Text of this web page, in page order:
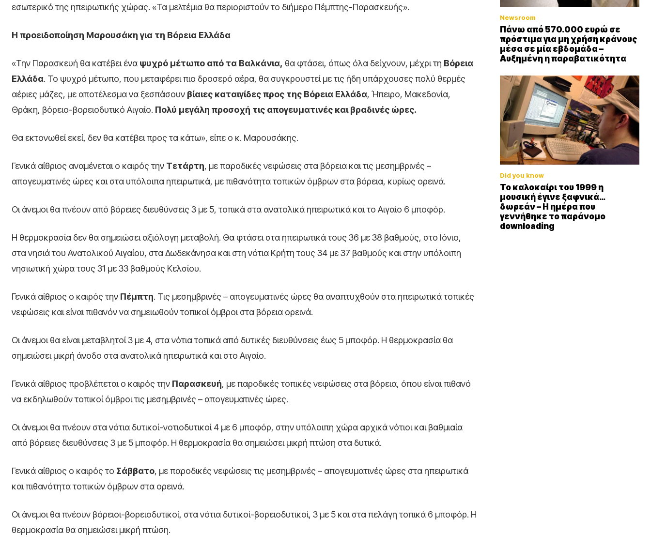
εσωτερικό της ηπειρωτικής χώρας. «Τα μελτέμια θα περιοριστούν το διήμερο Πέμπτης-Παρασκευής».
Η προειδοποίηση Μαρουσάκη για τη Βόρεια Ελλάδα
«Την Παρασκευή θα κατέβει ένα ψυχρό μέτωπο από τα Βαλκάνια, θα φτάσει, όπως όλα δείχνουν, μέχρι τη Βόρεια
Ελλάδα. Το ψυχρό μέτωπο, που μεταφέρει πιο δροσερό αέρα, θα συγκρουστεί με τις ήδη υπάρχουσες πολύ θερμές
αέριες μάζες, με αποτέλεσμα να ξεσπάσουν βίαιες καταιγίδες προς της Βόρεια Ελλάδα, Ήπειρο, Μακεδονία,
Θράκη, βόρειο-βορειοδυτικό Αιγαίο. Πολύ μεγάλη προσοχή τις απογευματινές και βραδινές ώρες.
Θα εκτονωθεί εκεί, δεν θα κατέβει προς τα κάτω», είπε ο κ. Μαρουσάκης.
Γενικά αίθριος αναμένεται ο καιρός την Τετάρτη, με παροδικές νεφώσεις στα βόρεια και τις μεσημβρινές –
απογευματινές ώρες και στα υπόλοιπα ηπειρωτικά, με πιθανότητα τοπικών όμβρων στα βόρεια, κυρίως ορεινά.
Οι άνεμοι θα πνέουν από βόρειες διευθύνσεις 3 με 5, τοπικά στα ανατολικά ηπειρωτικά και το Αιγαίο 6 μποφόρ.
Η θερμοκρασία δεν θα σημειώσει αξιόλογη μεταβολή. Θα φτάσει στα ηπειρωτικά τους 36 με 38 βαθμούς, στο Ιόνιο,
στα νησιά του Ανατολικού Αιγαίου, στα Δωδεκάνησα και στη νότια Κρήτη τους 34 με 37 βαθμούς και στην υπόλοιπη
νησιωτική χώρα τους 31 με 33 βαθμούς Κελσίου.
Γενικά αίθριος ο καιρός την Πέμπτη. Tις μεσημβρινές – απογευματινές ώρες θα αναπτυχθούν στα ηπειρωτικά τοπικές
νεφώσεις και είναι πιθανόν να σημειωθούν τοπικοί όμβροι στα βόρεια ορεινά.
Οι άνεμοι θα είναι μεταβλητοί 3 με 4, στα νότια τοπικά από δυτικές διευθύνσεις έως 5 μποφόρ. Η θερμοκρασία θα
σημειώσει μικρή άνοδο στα ανατολικά ηπειρωτικά και στο Αιγαίο.
Γενικά αίθριος προβλέπεται ο καιρός την Παρασκευή, με παροδικές τοπικές νεφώσεις στα βόρεια, όπου είναι πιθανό
να εκδηλωθούν τοπικοί όμβροι τις μεσημβρινές – απογευματινές ώρες.
Οι άνεμοι θα πνέουν στα νότια δυτικοί-νοτιοδυτικοί 4 με 6 μποφόρ, στην υπόλοιπη χώρα αρχικά νότιοι και βαθμιαία
από βόρειες διευθύνσεις 3 με 5 μποφόρ. Η θερμοκρασία θα σημειώσει μικρή πτώση στα δυτικά.
Γενικά αίθριος ο καιρός το Σάββατο, με παροδικές νεφώσεις τις μεσημβρινές – απογευματινές ώρες στα ηπειρωτικά
και πιθανότητα τοπικών όμβρων στα ορεινά.
Οι άνεμοι θα πνέουν βόρειοι-βορειοδυτικοί, στα νότια δυτικοί-βορειοδυτικοί, 3 με 5 και στα πελάγη τοπικά 6 μποφόρ. Η
θερμοκρασία θα σημειώσει μικρή πτώση.
Newsroom
Πάνω από 570.000 ευρώ σε
πρόστιμα για μη χρήση κράνους
μέσα σε μία εβδομάδα –
Αυξημένη η παραβατικότητα
Did you know
Το καλοκαίρι του 1999 η
μουσική έγινε ξαφνικά…
δωρεάν – Η ημέρα που
γεννήθηκε το παράνομο
downloading